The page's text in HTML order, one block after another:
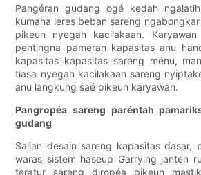
Pangéran gudang ogé kedah
kumaha leres beban sareng
pikeun nyegah kacilakaan.
pentingna pameran kapasitas anu
kapasitas kapasitas sareng ménu,
tiasa nyegah kacilakaan sareng
anu langkung saé pikeun karyawan.
Pangropéa sareng paréntah
gudang
Salian desain sareng kapasitas dasar,
waras sistem haseup Garrying janten
teratur sareng diropéa pikeun